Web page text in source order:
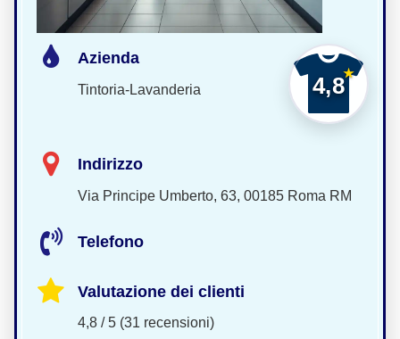
4,8
Azienda
Tintoria-Lavanderia
Indirizzo
Via Principe Umberto, 63, 00185 Roma RM
Telefono
Valutazione dei clienti
4,8 / 5 (31 recensioni)